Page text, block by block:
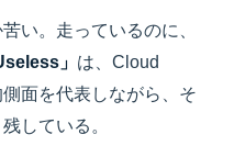
い。走っているのに、
」 は、Cloud
面を代表しながら、そ
している。